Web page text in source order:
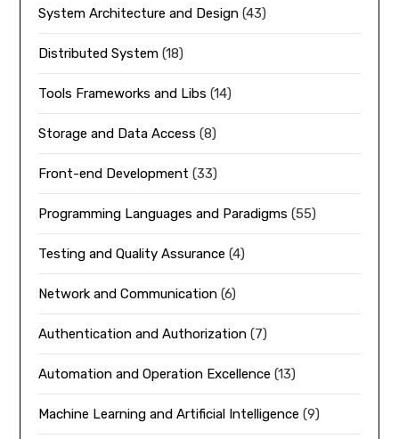
System Architecture and Design (43)
Distributed System (18)
Tools Frameworks and Libs (14)
Storage and Data Access (8)
Front-end Development (33)
Programming Languages and Paradigms (55)
Testing and Quality Assurance (4)
Network and Communication (6)
Authentication and Authorization (7)
Automation and Operation Excellence (13)
Machine Learning and Artificial Intelligence (9)